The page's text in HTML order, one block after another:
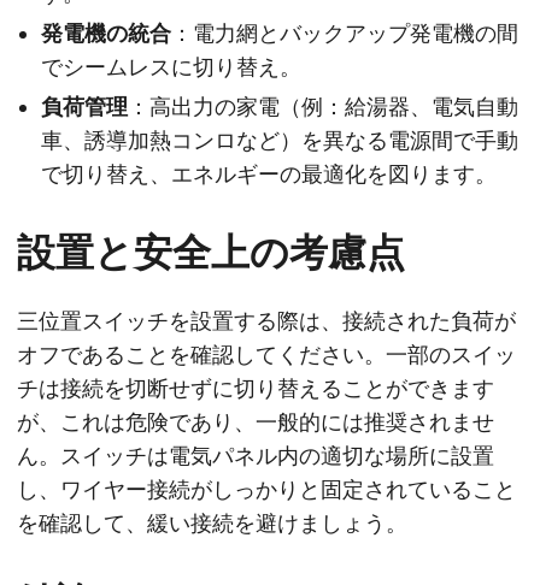
発電機の統合 ：電力網とバックアップ発電機の間
でシームレスに切り替え。
負荷管理 ：高出力の家電（例：給湯器、電気自動
車、誘導加熱コンロなど）を異なる電源間で手動
で切り替え、エネルギーの最適化を図ります。
設置と安全上の考慮点
三位置スイッチを設置する際は、接続された負荷が
オフであることを確認してください。一部のスイッ
チは接続を切断せずに切り替えることができます
が、これは危険であり、一般的には推奨されませ
ん。スイッチは電気パネル内の適切な場所に設置
し、ワイヤー接続がしっかりと固定されていること
を確認して、緩い接続を避けましょう。